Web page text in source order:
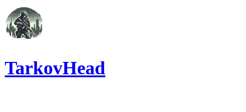
TarkovHead